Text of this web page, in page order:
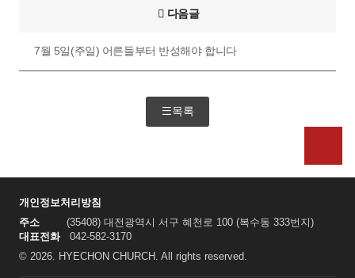
다음글
7월 5일(주일) 어른들부터 반성해야 합니다
목록
개인정보처리방침
주소
(35408) 대전광역시 서구 혜천로 100 (복수동 333번지)
대표전화
042-582-3170
© 2026. HYECHON CHURCH. All rights reserved.